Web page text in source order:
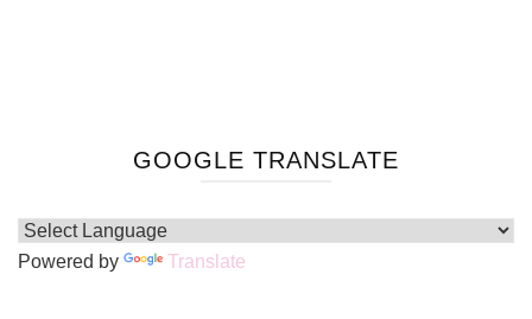
GOOGLE TRANSLATE
Powered by Translate